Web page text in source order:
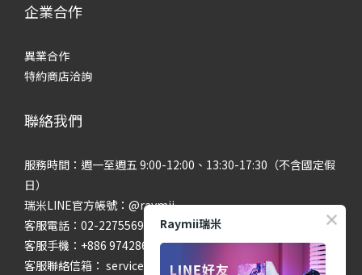
企業合作
異業合作
特約商店洽詢
聯絡我們
服務時間：週一至週五 9:00-12:00、13:30-17:30（不含國定假
日）
瑞米LINE官方帳號：@raymii
客服電話：02-22755699 #201 #202
客服手機：+886 974286654
客服聯絡信箱： service@raymii.com
Raymii瑞米